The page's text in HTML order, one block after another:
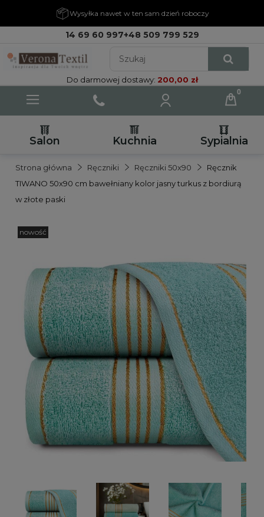
Wysyłka nawet w ten sam dzień roboczy
14 69 60 997+48 509 799 529
Do darmowej dostawy: 200,00 zł
Salon Kuchnia Sypialnia
Strona główna Ręczniki Ręczniki 50x90
Ręcznik
TIWANO 50x90 cm bawełniany kolor jasny turkus z bordiurą
w złote paski
nowość